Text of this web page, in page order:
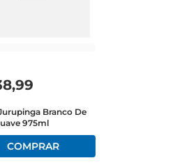
Uso
Branco Seco é versátil e
ampla variedade de pratos.
,99
Branco De
975ml